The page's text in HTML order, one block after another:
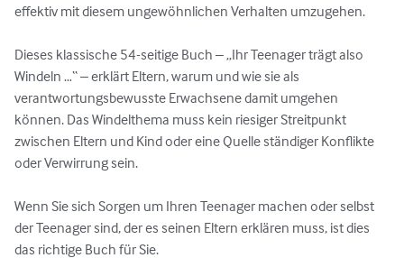
effektiv mit diesem ungewöhnlichen Verhalten umzugehen.
Dieses klassische 54-seitige Buch – „Ihr Teenager trägt also
Windeln …“ – erklärt Eltern, warum und wie sie als
verantwortungsbewusste Erwachsene damit umgehen
können. Das Windelthema muss kein riesiger Streitpunkt
zwischen Eltern und Kind oder eine Quelle ständiger Konflikte
oder Verwirrung sein.
Wenn Sie sich Sorgen um Ihren Teenager machen oder selbst
der Teenager sind, der es seinen Eltern erklären muss, ist dies
das richtige Buch für Sie.